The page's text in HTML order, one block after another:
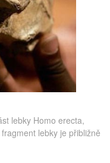
lebky Homo erecta,
lebky je přibližně